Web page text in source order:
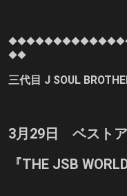
◆◆◆◆◆◆◆◆◆◆◆◆
◆◆
三代目 J SOUL
3月29日 ベスト
『THE JSB